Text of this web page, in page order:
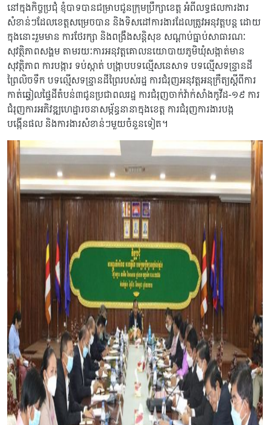
នៅក្នុងកិច្ចប្រជុំ ខ្ញុំបាទបានជម្រាបជូនក្រុមប្រឹក្សាខេត្ត អំពីលទ្ធផលការងារ
សំខាន់ៗដែលខេត្តសម្រេចបាន និងទិសដៅការងារដែលត្រូវអនុវត្តបន្ត ដោយ
ក្នុងនោះរួមមាន ការថែរក្សា និងពង្រឹងសន្តិសុខ សណ្ដាប់ធ្នាប់សាធារណៈ
សុវត្ថិភាពសង្គម តាមរយៈការអនុវត្តគោលនយោបាយភូមិឃុំសង្កាត់មាន
សុវត្ថិភាព ការបង្ការ ទប់ស្កាត់ បង្ក្រាបបទល្មើសនេសាទ បទល្មើសទន្ទ្រានដី
ព្រៃលិចទឹក បទល្មើសទន្ទ្រានដីព្រៃរបស់រដ្ឋ ការជំរុញអនុវត្តអនុក្រឹត្យស្ដីពីការ
កាត់ឆ្វៀលផ្ទៃដីតំបន់៣ជូនប្រជាពលរដ្ឋ ការជំរុញចាក់វ៉ាក់សាំងកូវីដ-១៩ ការ
ជំរុញការអភិវឌ្ឍហេដ្ឋារចនាសម្ព័ន្ធនានាក្នុងខេត្ត ការជំរុញការងារបង្ក
បង្កើនផល និងការងារសំខាន់ៗមួយចំនួនទៀត។